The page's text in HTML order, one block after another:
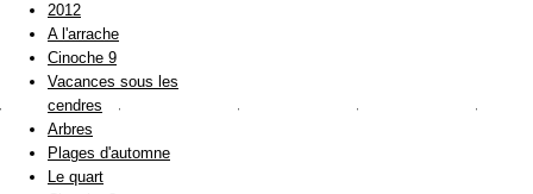
2012
A l'arrache
Cinoche 9
Vacances sous les
cendres
Arbres
Plages d'automne
Le quart